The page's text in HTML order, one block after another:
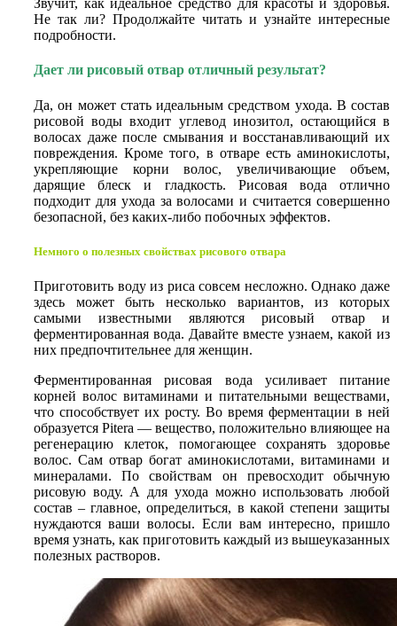
Звучит, как идеальное средство для красоты и здоровья.
Не так ли? Продолжайте читать и узнайте интересные
подробности.
Дает ли рисовый отвар отличный результат?
Да, он может стать идеальным средством ухода. В состав
рисовой воды входит углевод инозитол, остающийся в
волосах даже после смывания и восстанавливающий их
повреждения. Кроме того, в отваре есть аминокислоты,
укрепляющие корни волос, увеличивающие объем,
дарящие блеск и гладкость. Рисовая вода отлично
подходит для ухода за волосами и считается совершенно
безопасной, без каких-либо побочных эффектов.
Немного о полезных свойствах рисового отвара
Приготовить воду из риса совсем несложно. Однако даже
здесь может быть несколько вариантов, из которых
самыми известными являются рисовый отвар и
ферментированная вода. Давайте вместе узнаем, какой из
них предпочтительнее для женщин.
Ферментированная рисовая вода усиливает питание
корней волос витаминами и питательными веществами,
что способствует их росту. Во время ферментации в ней
образуется Pitera — вещество, положительно влияющее на
регенерацию клеток, помогающее сохранять здоровье
волос. Сам отвар богат аминокислотами, витаминами и
минералами. По свойствам он превосходит обычную
рисовую воду. А для ухода можно использовать любой
состав – главное, определиться, в какой степени защиты
нуждаются ваши волосы. Если вам интересно, пришло
время узнать, как приготовить каждый из вышеуказанных
полезных растворов.